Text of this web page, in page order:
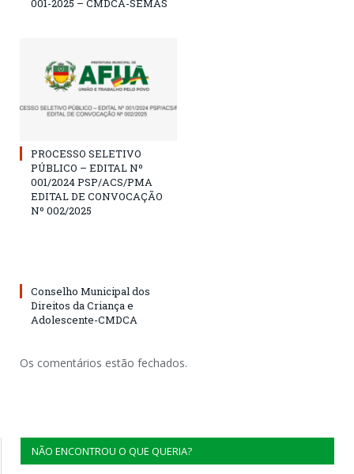
001-2025 – CMDCA-SEMAS
PROCESSO SELETIVO
PÚBLICO – EDITAL Nº
001/2024 PSP/ACS/PMA
EDITAL DE CONVOCAÇÃO
Nº 002/2025
Conselho Municipal dos
Direitos da Criança e
Adolescente-CMDCA
Os comentários estão fechados.
NÃO ENCONTROU O QUE QUERIA?